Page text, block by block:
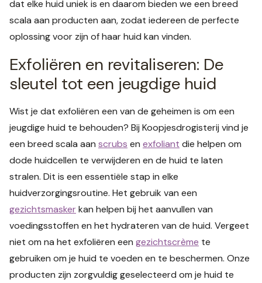
dat elke huid uniek is en daarom bieden we een breed
scala aan producten aan, zodat iedereen de perfecte
oplossing voor zijn of haar huid kan vinden.
Exfoliëren en revitaliseren: De
sleutel tot een jeugdige huid
Wist je dat exfoliëren een van de geheimen is om een
jeugdige huid te behouden? Bij Koopjesdrogisterij vind je
een breed scala aan scrubs en exfoliant die helpen om
dode huidcellen te verwijderen en de huid te laten
stralen. Dit is een essentiële stap in elke
huidverzorgingsroutine. Het gebruik van een
gezichtsmasker kan helpen bij het aanvullen van
voedingsstoffen en het hydrateren van de huid. Vergeet
niet om na het exfoliëren een gezichtscrème te
gebruiken om je huid te voeden en te beschermen. Onze
producten zijn zorgvuldig geselecteerd om je huid te